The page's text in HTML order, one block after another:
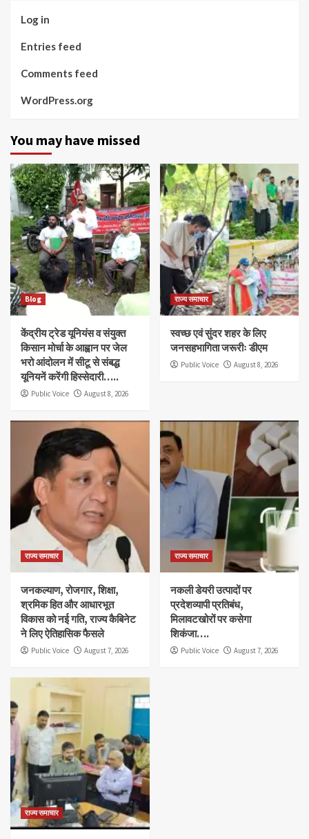
Log in
Entries feed
Comments feed
WordPress.org
You may have missed
Blog
केंद्रीय ट्रेड यूनियंस व संयुक्त
किसान मोर्चा के आह्वान पर जेल
भरो आंदोलन में सीटू से संबद्ध
यूनियनें करेंगी हिस्सेदारी…..
Public Voice August 8, 2026
राज्य समाचार
स्वच्छ एवं सुंदर शहर के लिए
जनसहभागिता जरूरीः डीएम
Public Voice August 8, 2026
राज्य समाचार
जनकल्याण, रोजगार, शिक्षा,
श्रमिक हित और आधारभूत
विकास को नई गति, राज्य कैबिनेट
ने लिए ऐतिहासिक फैसले
Public Voice August 7, 2026
राज्य समाचार
नकली डेयरी उत्पादों पर
प्रदेशव्यापी प्रतिबंध,
मिलावटखोरों पर कसेगा
शिकंजा….
Public Voice August 7, 2026
राज्य समाचार